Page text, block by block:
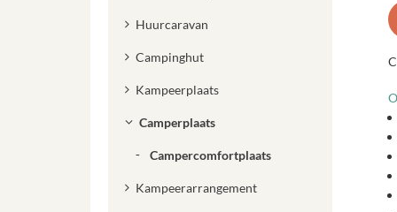
Huurcaravan
Campinghut
Kampeerplaats
Camperplaats
Campercomfortplaats
Kampeerarrangement